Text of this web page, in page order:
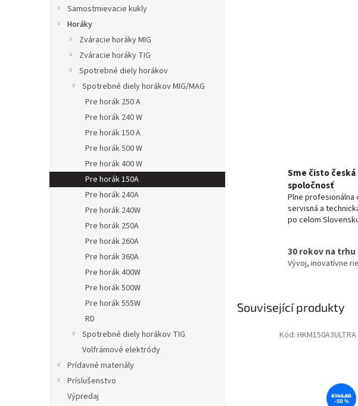
Samostmievacie kukly
Horáky
Zváracie horáky MIG
Zváracie horáky TIG
Spotrebné diely horákov
Spotrebné diely horákov MIG/MAG
Pre horák 250 A
Pre horák 240 W
Pre horák 150 A
Pre horák 500 W
Pre horák 400 W
Pre horák 150A
Pre horák 240A
Pre horák 240W
Pre horák 250A
Pre horák 260A
Pre horák 360A
Pre horák 400W
Pre horák 500W
Pre horák 555W
RD
Spotrebné diely horákov TIG
Volfrámové elektródy
Prídavné materiály
Príslušenstvo
Výpredaj
Sme čisto česká
spoločnosť
Plne profesionálna
servisná a
po celom
30 rokov na trhu
Vývoj, inovatívne
Související produkty
€145,60
–50 %
Kód: HKM150A3ULTRA